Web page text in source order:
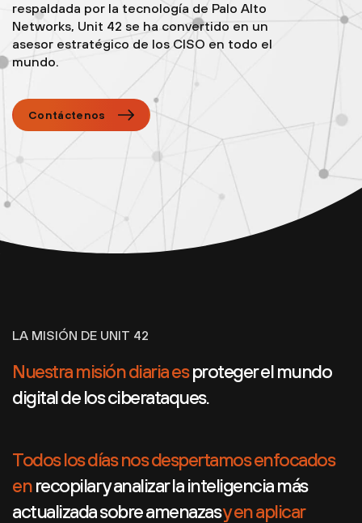
respaldada por la tecnología de Palo Alto
Networks, Unit 42 se ha convertido en un
asesor estratégico de los CISO en todo el
mundo.
Contáctenos
LA MISIÓN DE UNIT 42
Nuestra misión diaria esproteger el mundo
digital de los ciberataques.
Todos los días nos despertamos enfocados
enrecopilar y analizar la inteligencia más
actualizada sobre amenazasy en aplicar